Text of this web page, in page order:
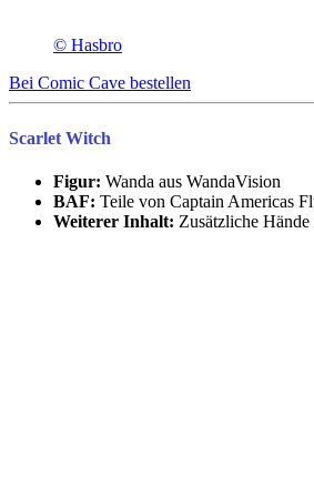
© Hasbro
Bei Comic Cave bestellen
Scarlet Witch
Figur: Wanda aus WandaVision
BAF: Teile von Captain Americas
Weiterer Inhalt: Zusätzliche